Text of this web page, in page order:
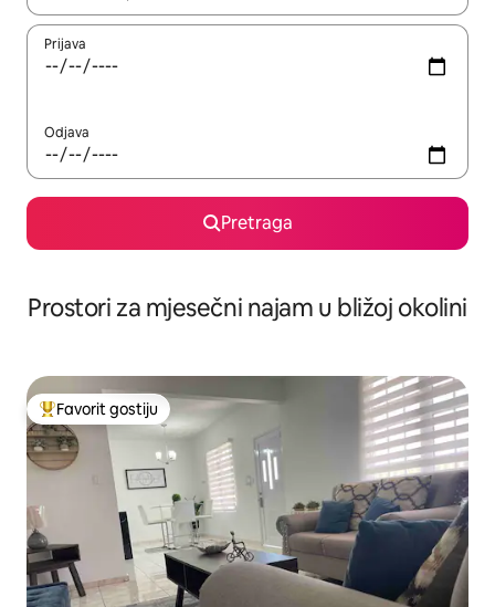
Prijava
Odjava
Pretraga
Prostori za mjesečni najam u bližoj okolini
Glavni favorit gostiju
Favorit gostiju